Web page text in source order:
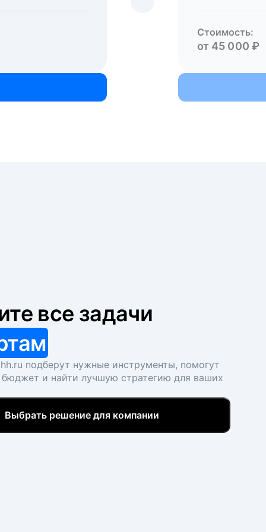
Стоимость:
от 45 000 ₽
все задачи
подберут нужные инструменты, помогут
бюджет и найти лучшую стратегию для ваших
Выбрать решение для компании